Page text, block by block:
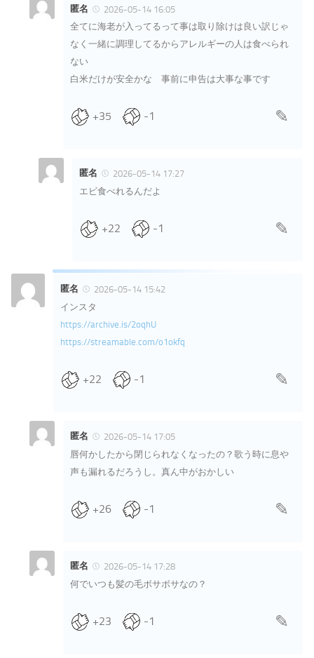
匿名
2026-05-14 16:05
全てに海老が入ってるって事は取り除けは良い訳じゃ
なく一緒に調理してるからアレルギーの人は食べられ
ない
白米だけが安全かな 事前に申告は大事な事です
+35 -1
匿名
2026-05-14 17:27
エビ食べれるんだよ
+22 -1
匿名
2026-05-14 15:42
インスタ
https://archive.is/2oqhU
https://streamable.com/o1okfq
+22 -1
匿名
2026-05-14 17:05
唇何かしたから閉じられなくなったの？歌う時に息や
声も漏れるだろうし。真ん中がおかしい
+26 -1
匿名
2026-05-14 17:28
何でいつも髪の毛ボサボサなの？
+23 -1